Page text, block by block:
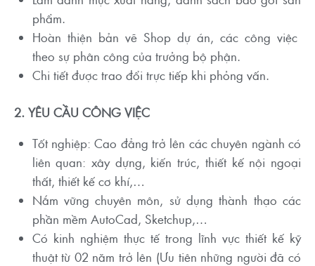
phẩm.
Hoàn thiện bản vẽ Shop dự án, các công việc
theo sự phân công của trưởng bộ phận.
Chi tiết được trao đổi trực tiếp khi phỏng vấn.
2. YÊU CẦU CÔNG VIỆC
Tốt nghiệp: Cao đẳng trở lên các chuyên ngành có
liên quan: xây dựng, kiến trúc, thiết kế nội ngoại
thất, thiết kế cơ khí,…
Nắm vững chuyên môn, sử dụng thành thạo các
phần mềm AutoCad, Sketchup,…
Có kinh nghiệm thực tế trong lĩnh vực thiết kế kỹ
thuật từ 02 năm trở lên (Ưu tiên những người đã có